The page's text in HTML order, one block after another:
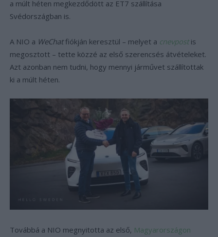
a múlt héten megkezdődött az ET7 szállítása
Svédországban is.
A NIO a WeChatfiókján keresztül – melyet a cnevpostis
megosztott – tette közzé az első szerencsés átvételeket.
Azt azonban nem tudni, hogy mennyi járművet szállítottak
ki a múlt héten.
Továbbá a NIO megnyitotta az első, Magyarországon